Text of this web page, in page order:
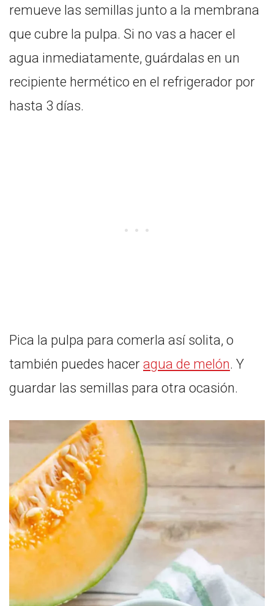
remueve las semillas junto a la membrana
que cubre la pulpa. Si no vas a hacer el
agua inmediatamente, guárdalas en un
recipiente hermético en el refrigerador por
hasta 3 días.
Pica la pulpa para comerla así solita, o
también puedes hacer agua de melón. Y
guardar las semillas para otra ocasión.